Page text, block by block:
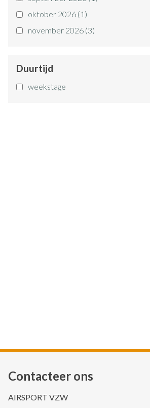
oktober 2026 (1)
november 2026 (3)
Duurtijd
weekstage
Contacteer ons
AIRSPORT VZW